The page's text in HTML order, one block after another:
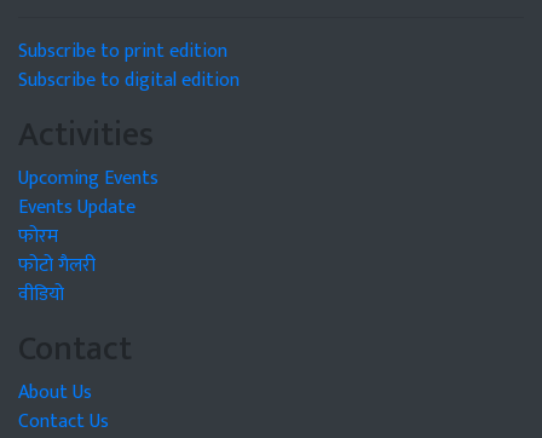
Subscribe to print edition
Subscribe to digital edition
Activities
Upcoming Events
Events Update
फोरम
फोटो गैलरी
वीडियो
Contact
About Us
Contact Us